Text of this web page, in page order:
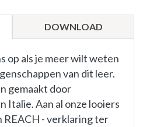
DOWNLOAD
op als je meer wilt weten
van dit leer.
gemaakt door
Italie. Aan al onze looiers
REACH - verklaring ter